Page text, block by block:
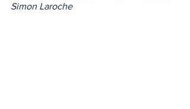
Simon Laroche